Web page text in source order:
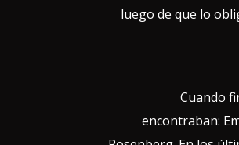
luego de que lo
Cuando
encontraban: